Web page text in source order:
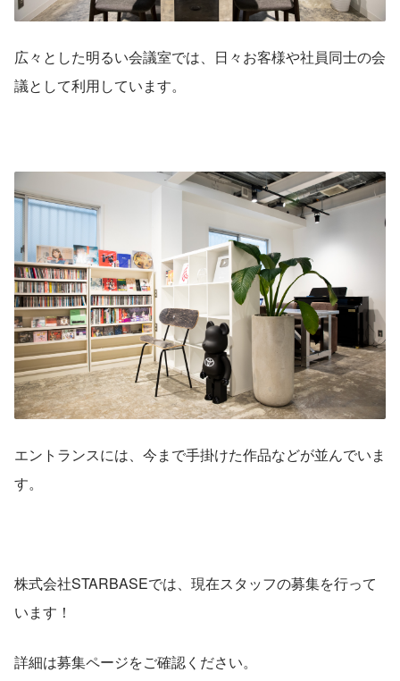
広々とした明るい会議室では、日々お客様や社員同士の会
議として利用しています。
エントランスには、今まで手掛けた作品などが並んでいま
す。
株式会社STARBASEでは、現在スタッフの募集を行って
います！
詳細は募集ページをご確認ください。